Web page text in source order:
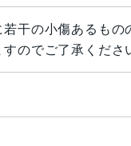
干の小傷あるも
のでご了承くださ